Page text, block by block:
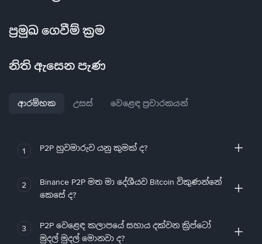
ප්‍රමුඛ ගෙවීම් ක්‍රම
නිති ඇසෙන පැණ
ආරම්භක උසස් වෙළෙඳ ප්‍රචාරකයන්
1 P2P හුවමාරුව යනු කුමක් ද?
2
Binance P2P මත මා දේශීයව Bitcoin විකුණන්නේ
කෙසේ ද?
3
P2P වෙළෙඳ කලාපයේ සහාය දක්වන ක්‍රිප්ටෝ
මුදල් මුදල් මොනවා ද?